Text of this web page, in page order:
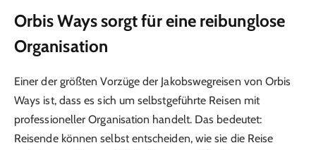
Orbis Ways sorgt für eine reibunglose
Organisation
Einer der größten Vorzüge der Jakobswegreisen von Orbis
Ways ist, dass es sich um selbstgeführte Reisen mit
professioneller Organisation handelt. Das bedeutet:
Reisende können selbst entscheiden, wie sie die Reise